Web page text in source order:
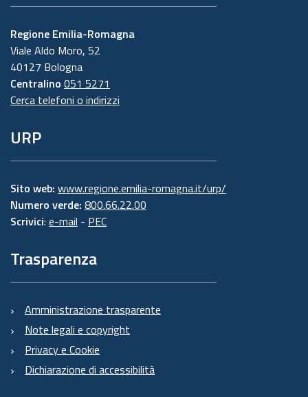
Regione Emilia-Romagna
Viale Aldo Moro, 52
40127 Bologna
Centralino 051 5271
Cerca telefoni o indirizzi
URP
Sito web: www.regione.emilia-romagna.it/urp/
Numero verde: 800.66.22.00
Scrivici: e-mail - PEC
Trasparenza
Amministrazione trasparente
Note legali e copyright
Privacy e Cookie
Dichiarazione di accessibilità